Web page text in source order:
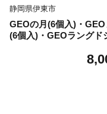
静岡県伊東市
GEOの月(6個入)・GEO
(6個入)・GEOラングド